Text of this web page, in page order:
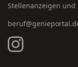
Stellenanzeigen